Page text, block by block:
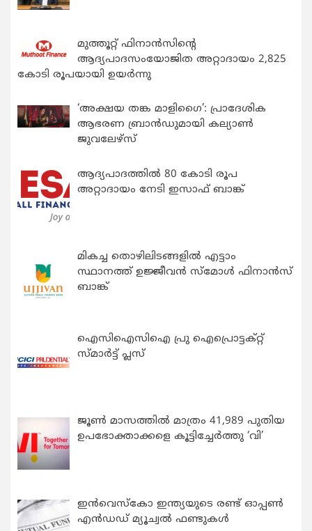
മുത്തൂറ്റ് ഫിനാൻസിന്റെ
ആദ്യപാദസംയോജിത അറ്റാദായം 2,825
കോടി രൂപയായി ഉയർന്നു
‘അക്ഷയ തങ്ക മാളിഗൈ’: പ്രാദേശിക
ആഭരണ ബ്രാന്‍ഡുമായി കല്യാണ്‍
ജുവലേഴ്‌സ്
ആദ്യപാദത്തിൽ 80 കോടി രൂപ
അറ്റാദായം നേടി ഇസാഫ് ബാങ്ക്
മികച്ച തൊഴിലിടങ്ങളിൽ എട്ടാം
സ്ഥാനത്ത് ഉജ്ജീവൻ സ്മോൾ ഫിനാൻസ്
ബാങ്ക്
ഐസിഐസിഐ പ്രു ഐപ്രൊട്ടക്റ്റ്
സ്മാർട്ട് പ്ലസ്
ജൂൺ മാസത്തിൽ മാത്രം 41,989 പുതിയ
ഉപഭോക്താക്കളെ കൂട്ടിച്ചേർത്തു ‘വി’
ഇന്‍വെസ്കോ ഇന്ത്യയുടെ രണ്ട് ഓപ്പണ്‍
എന്‍ഡഡ് മ്യൂച്വല്‍ ഫണ്ടുകള്‍